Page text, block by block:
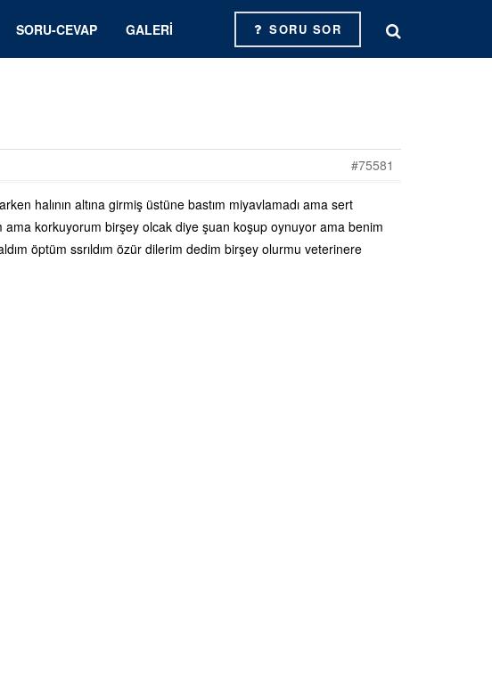
SORU-CEVAP GALERI SORU SOR
#75581
halının altına girmiş üstüne bastım miyavlamadı ama sert
ama korkuyorum birşey olcak diye şuan koşup oynuyor ama benim
öptüm ssrıldım özür dilerim dedim birşey olurmu veterinere